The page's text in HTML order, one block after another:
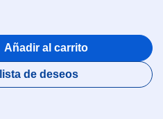
Añadir al carrito
de deseos